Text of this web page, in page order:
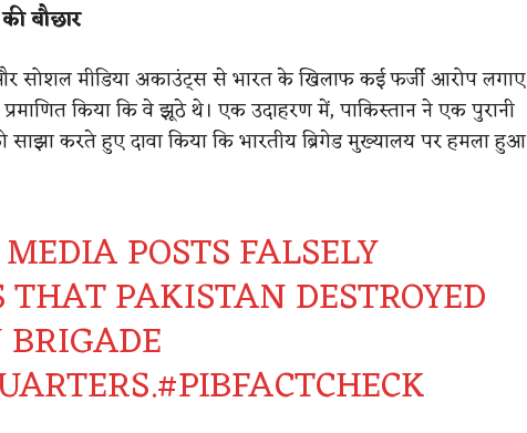
बौछार
और सोशल मीडिया अकाउंट्स से भारत के खिलाफ कई फर्जी आरोप लगाए
किया कि वे झूठे थे। एक उदाहरण में, पाकिस्तान ने एक पुरानी
साझा करते हुए दावा किया कि भारतीय ब्रिगेड मुख्यालय पर हमला हुआ
POSTS FALSELY
PAKISTAN DESTROYED
#PIBFACTCHECK